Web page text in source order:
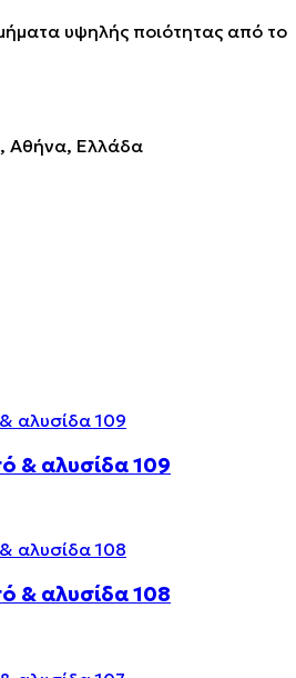
υψηλής ποιότητας από το
Αθήνα, Ελλάδα
& αλυσίδα 109
& αλυσίδα 108